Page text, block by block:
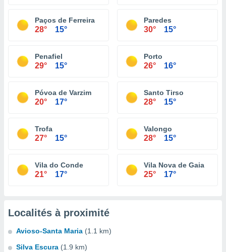
Paços de Ferreira
28° 15°
Paredes
30° 15°
Penafiel
29° 15°
Porto
26° 16°
Póvoa de Varzim
20° 17°
Santo Tirso
28° 15°
Trofa
27° 15°
Valongo
28° 15°
Vila do Conde
21° 17°
Vila Nova de Gaia
25° 17°
Localités à proximité
Avioso-Santa Maria (1.1 km)
Silva Escura (1.9 km)